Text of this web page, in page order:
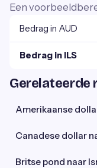
Een
Bedrag in AUD
Bedrag in ILS
Gerelateerde
Amerikaanse
Canadese dollar
Britse pond naar